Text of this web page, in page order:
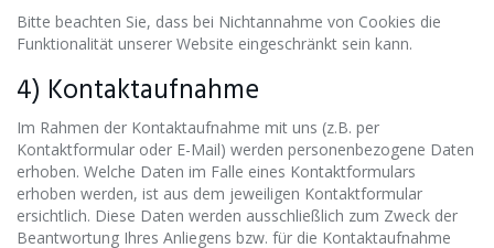
Bitte beachten Sie, dass bei Nichtannahme von Cookies die
Funktionalität unserer Website eingeschränkt sein kann.
4) Kontaktaufnahme
Im Rahmen der Kontaktaufnahme mit uns (z.B. per
Kontaktformular oder E-Mail) werden personenbezogene Daten
erhoben. Welche Daten im Falle eines Kontaktformulars
erhoben werden, ist aus dem jeweiligen Kontaktformular
ersichtlich. Diese Daten werden ausschließlich zum Zweck der
Beantwortung Ihres Anliegens bzw. für die Kontaktaufnahme